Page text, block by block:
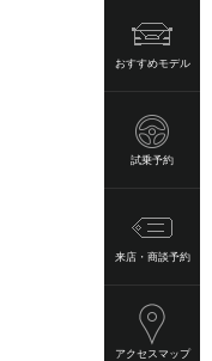
おすすめモデル
試乗予約
来店・商談予約
アクセスマップ